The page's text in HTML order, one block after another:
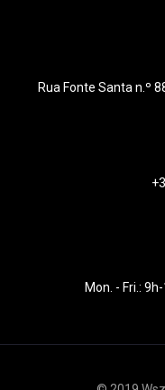
Rua Fonte Santa n.º
Mon. - Fri.: